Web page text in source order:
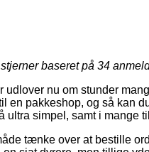
baseret på 34
udlover nu om stunder
pakkeshop, og så kan
ultra simpel, samt i
tænke over at bestille